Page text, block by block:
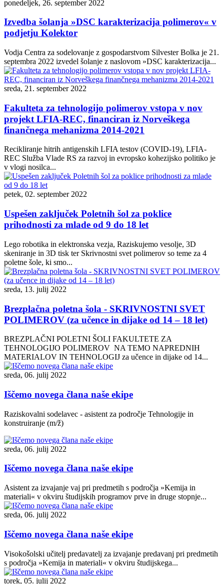
ponedeljek, 26. september 2022
Izvedba šolanja »DSC karakterizacija polimerov« v
podjetju Kolektor
Vodja Centra za sodelovanje z gospodarstvom Silvester Bolka je 21.
septembra 2022 izvedel šolanje z naslovom »DSC karakterizacija...
sreda, 21. september 2022
Fakulteta za tehnologijo polimerov vstopa v nov
projekt LFIA-REC, financiran iz Norveškega
finančnega mehanizma 2014-2021
Recikliranje hitrih antigenskih LFIA testov (COVID-19), LFIA-
REC Služba Vlade RS za razvoj in evropsko kohezijsko politiko je
v vlogi nosilca...
petek, 02. september 2022
Uspešen zaključek Poletnih šol za poklice
prihodnosti za mlade od 9 do 18 let
Lego robotika in elektronska vezja, Raziskujemo vesolje, 3D
skeniranje in 3D tisk ter Skrivnostni svet polimerov so teme za 4
poletne šole, ki smo...
sreda, 13. julij 2022
Brezplačna poletna šola - SKRIVNOSTNI SVET
POLIMEROV (za učence in dijake od 14 – 18 let)
BREZPLAČNI POLETNI ŠOLI FAKULTETE ZA
TEHNOLOGIJO POLIMEROV NA TEMO NAPREDNIH
MATERIALOV IN TEHNOLOGIJ za učence in dijake od 14...
sreda, 06. julij 2022
Iščemo novega člana naše ekipe
Raziskovalni sodelavec - asistent za področje Tehnologije in
konstruiranje (m/ž)
sreda, 06. julij 2022
Iščemo novega člana naše ekipe
Asistent za izvajanje vaj pri predmetih s področja »Kemija in
materiali« v okviru študijskih programov prve in druge stopnje...
sreda, 06. julij 2022
Iščemo novega člana naše ekipe
Visokošolski učitelj predavatelj za izvajanje predavanj pri predmetih
s področja »Kemija in materiali« v okviru študijskega...
torek, 05. julij 2022